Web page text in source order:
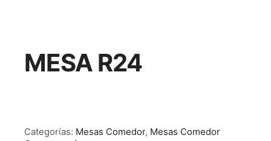
MESA R24
Categorías: Mesas Comedor, Mesas Comedor